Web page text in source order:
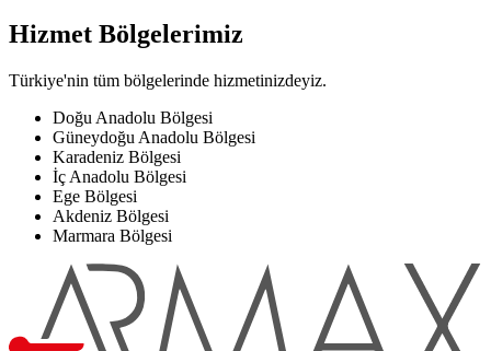
Hizmet Bölgelerimiz
Türkiye'nin tüm bölgelerinde hizmetinizdeyiz.
Doğu Anadolu Bölgesi
Güneydoğu Anadolu Bölgesi
Karadeniz Bölgesi
İç Anadolu Bölgesi
Ege Bölgesi
Akdeniz Bölgesi
Marmara Bölgesi